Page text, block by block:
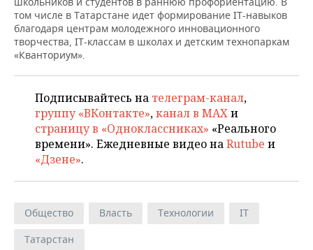
КИБЕРСПОРТ
ФИГУРНОЕ КАТАНИЕ
ВОДНЫЕ ВИДЫ СПОРТА
ХОККЕЙ С МЯЧОМ
КУЛЬТУРА
МЕДИЦИНА
ОБРАЗОВАНИЕ
ПРОИСШЕСТВИЯ
СПИСОК КОМПАНИЙ
том числе в Татарстане идет формирование IT-навыков
благодаря центрам молодежного инновационного
творчества, IT-классам в школах и детским технопаркам
«Кванториум».
Подписывайтесь на телеграм-канал,
группу «ВКонтакте»,канал в MAXи
страницу в «Одноклассниках» «Реального
времени». Ежедневные видео наRutube и
«Дзене».
Общество Власть Технологии
IT
Татарстан